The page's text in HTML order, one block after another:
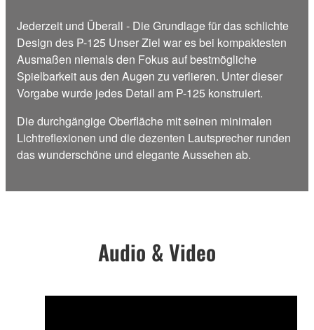
Jederzeit und Überall - Die Grundlage für das schlichte
Design des P-125 Unser Ziel war es bei kompaktesten
Ausmaßen niemals den Fokus auf bestmögliche
Spielbarkeit aus den Augen zu verlieren. Unter dieser
Vorgabe wurde jedes Detail am P-125 konstruiert.
Die durchgängige Oberfläche mit seinen minimalen
Lichtreflexionen und die dezenten Lautsprecher runden
das wunderschöne und elegante Aussehen ab.
Audio & Video